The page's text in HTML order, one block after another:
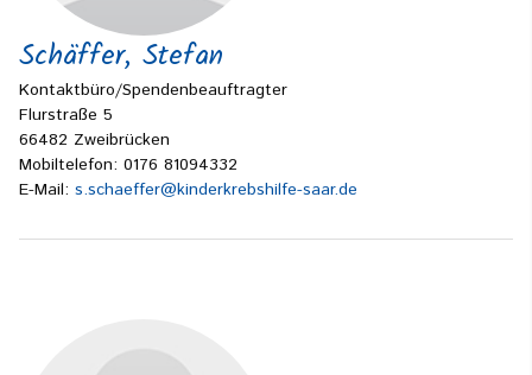
Schäffer, Stefan
Kontaktbüro/Spendenbeauftragter
Flurstraße 5
66482 Zweibrücken
Mobiltelefon: 0176 81094332
E-Mail: s.schaeffer@kinderkrebshilfe-saar.de